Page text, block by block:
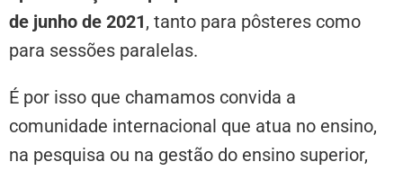
de junho de 2021, tanto para pôsteres como
para sessões paralelas.
É por isso que chamamos convida a
comunidade internacional que atua no ensino,
na pesquisa ou na gestão do ensino superior,